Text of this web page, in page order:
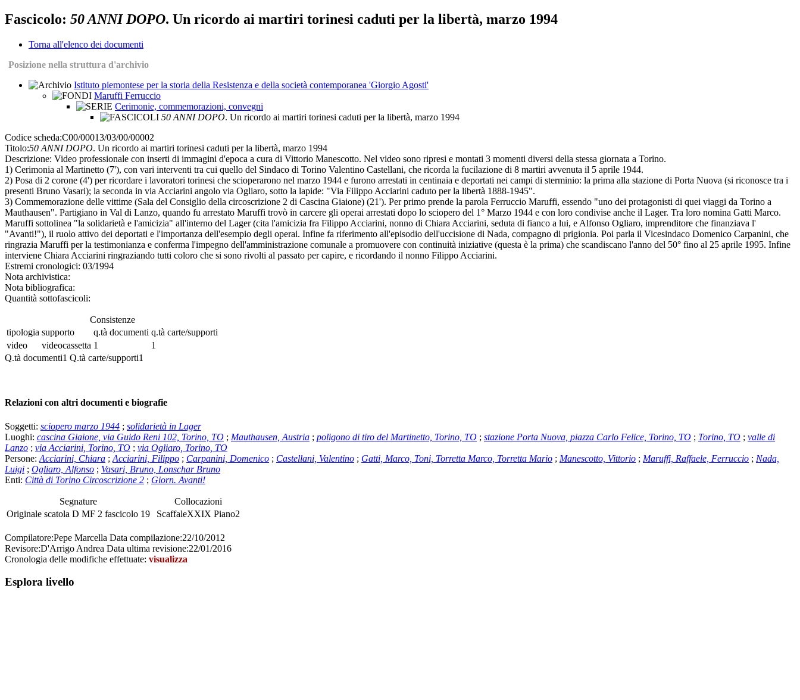
Fascicolo: 50 ANNI DOPO. Un ricordo ai martiri torinesi caduti per la libertà, marzo 1994
Torna all'elenco dei documenti
Posizione nella struttura d'archivio
Istituto piemontese per la storia della Resistenza e della società contemporanea 'Giorgio Agosti'
Maruffi Ferruccio
Cerimonie, commemorazioni, convegni
50 ANNI DOPO. Un ricordo ai martiri torinesi caduti per la libertà, marzo 1994
Codice scheda:C00/00013/03/00/00002
Titolo:50 ANNI DOPO. Un ricordo ai martiri torinesi caduti per la libertà, marzo 1994
Descrizione: Video professionale con inserti di immagini d'epoca a cura di Vittorio Manescotto. Nel video sono ripresi e montati 3 momenti diversi della stessa giornata a Torino.
1) Cerimonia al Martinetto (7'), con vari interventi tra cui quello del Sindaco di Torino Valentino Castellani, che ricorda la fucilazione di 8 martiri avvenuta il 5 aprile 1944.
2) Posa di 2 corone (4') per ricordare i lavoratori torinesi che scioperarono nel marzo 1944 e furono arrestati in centinaia e deportati nei campi di sterminio: la prima alla stazione di Porta Nuova (si riconosce tra i
presenti Bruno Vasari); la seconda in via Acciarini angolo via Ogliaro, sotto la lapide: "Via Filippo Acciarini caduto per la libertà 1888-1945".
3) Commemorazione delle vittime (Sala del Consiglio della circoscrizione 2 di Cascina Giaione) (21'). Per primo prende la parola Ferruccio Maruffi, essendo "uno dei protagonisti di quei viaggi da Torino a
Mauthausen". Partigiano in Val di Lanzo, quando fu arrestato Maruffi trovò in carcere gli operai arrestati dopo lo sciopero del 1° Marzo 1944 e con loro condivise anche il Lager. Tra loro nomina Gatti Marco.
Maruffi sottolinea "la solidarietà e l'amicizia" all'interno del Lager (cita l'amicizia fra Filippo Acciarini, nonno di Chiara Acciarini, seduta di fianco a lui, e Alfonso Ogliaro, imprenditore che finanziava l'
"Avanti!"), il ruolo attivo dei deportati e l'importanza dell'esempio degli operai. Infine fa riferimento all'episodio dell'uccisione di Nada, compagno di prigionia. Poi parla il Vicesindaco Domenico Carpanini, che
ringrazia Maruffi per la testimonianza e conferma l'impegno dell'amministrazione comunale a promuovere con continuità iniziative (questa è la prima) che scandiscano l'anno del 50° fino al 25 aprile 1995. Infine
interviene Chiara Acciarini ringraziando tutti coloro che si sono rivolti al passato per capire, e ricordando il nonno Filippo Acciarini.
Estremi cronologici: 03/1994
Nota archivistica:
Nota bibliografica:
Quantità sottofascicoli:
Consistenze
tipologia supporto q.tà documenti q.tà carte/supporti
video
videocassetta 1
1
Q.tà documenti1 Q.tà carte/supporti1
Relazioni con altri documenti e biografie
Soggetti: sciopero marzo 1944 ; solidarietà in Lager
Luoghi: cascina Giaione, via Guido Reni 102, Torino, TO ; Mauthausen, Austria ; poligono di tiro del Martinetto, Torino, TO ; stazione Porta Nuova, piazza Carlo Felice, Torino, TO ; Torino, TO ; valle di
Lanzo ; via Acciarini, Torino, TO ; via Ogliaro, Torino, TO
Persone: Acciarini, Chiara ; Acciarini, Filippo ; Carpanini, Domenico ; Castellani, Valentino ; Gatti, Marco, Toni, Torretta Marco, Torretta Mario ; Manescotto, Vittorio ; Maruffi, Raffaele, Ferruccio ; Nada,
Luigi ; Ogliaro, Alfonso ; Vasari, Bruno, Lonschar Bruno
Enti: Città di Torino Circoscrizione 2 ; Giorn. Avanti!
Segnature
Originale scatola D MF 2 fascicolo 19
Collocazioni
ScaffaleXXIX Piano2
Compilatore:Pepe Marcella Data compilazione:22/10/2012
Revisore:D'Arrigo Andrea Data ultima revisione:22/01/2016
Cronologia delle modifiche effettuate: visualizza
Esplora livello